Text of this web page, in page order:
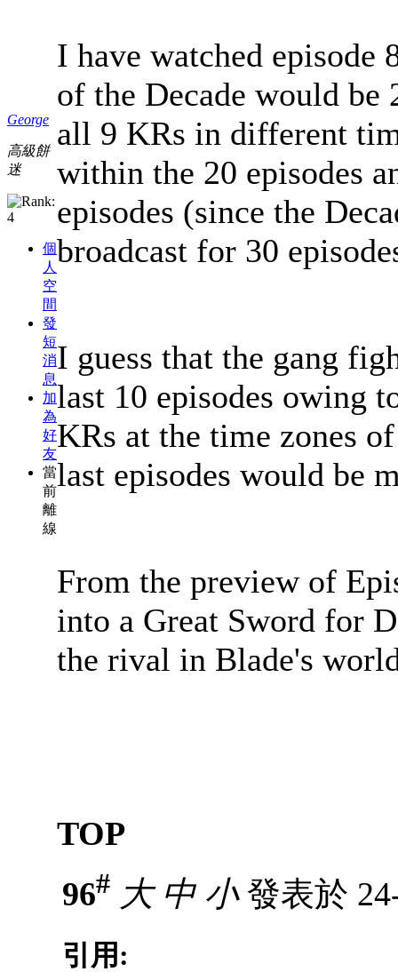
George
高級餅
迷
個
人
空
間
發
短
消
息
加
為
好
友
當
前
離
線
I have watched episode
of the Decade would be
all 9 KRs in different
within the 20 episodes
episodes (since the
broadcast for 30
I guess that the gang
last 10 episodes owing
KRs at the time zones
last episodes would be
From the preview of
into a Great Sword for
the rival in Blade's
TOP
96# 大 中 小發表於
引用: